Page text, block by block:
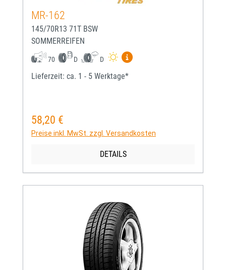
MR-162
145/70R13 71T BSW
SOMMERREIFEN
70 D D
Mehr Informationen zum
Lieferzeit: ca. 1 - 5 Werktage*
Regulärer Preis:
58,20 €
Preise inkl. MwSt. zzgl. Versandkosten
DETAILS